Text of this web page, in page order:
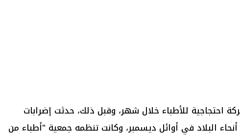
احتجاجية للأطباء خلال شهر، وقبل ذلك، حدثت إضرابات
البلاد في أوائل ديسمبر، وكانت تنظمه جمعية "أطباء من